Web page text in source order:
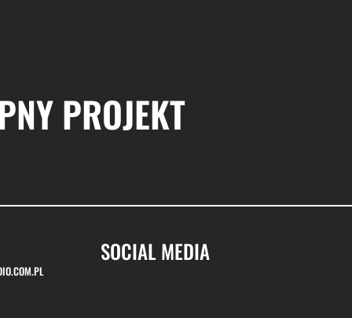
PROJEKT
SOCIAL MEDIA
SOCIAL MEDIA